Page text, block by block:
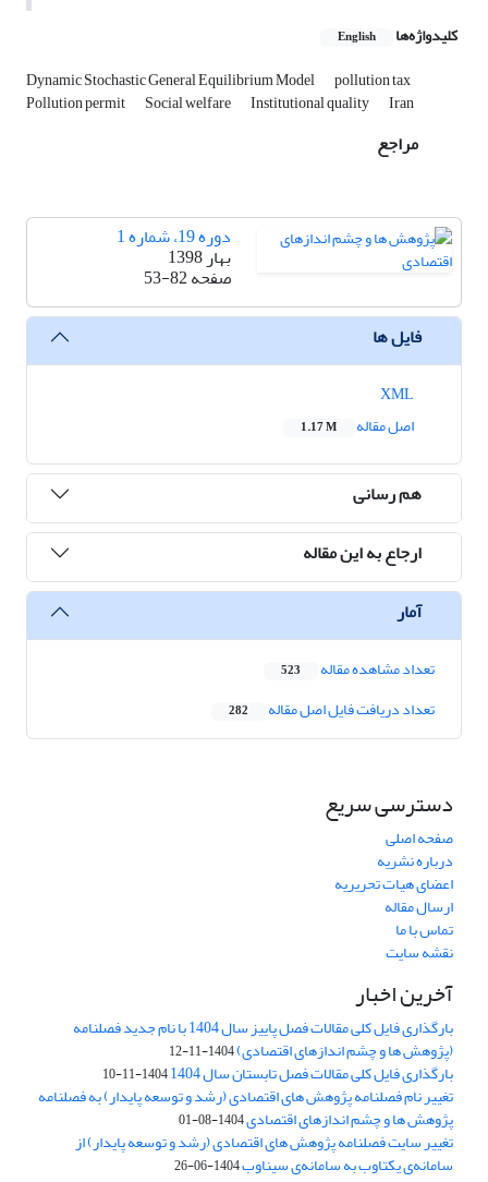
کلیدواژه‌ها English
Dynamic Stochastic General Equilibrium Model pollution tax
Pollution permit Social welfare Institutional quality Iran
مراجع
دوره 19، شماره 1
بهار 1398
صفحه53-82
فایل ها
اصل مقاله
1.17 M
هم رسانی
ارجاع به این مقاله
آمار
تعداد مشاهده مقاله 523
تعداد دریافت فایل اصل مقاله 282
دسترسی سریع
صفحه اصلی
درباره نشریه
اعضای هیات تحریریه
ارسال مقاله
تماس با ما
نقشه سایت
آخرین اخبار
بارگذاری فایل کلی مقالات فصل پاییز سال 1404 با نام جدید فصلنامه
(پژوهش ها و چشم اندازهای اقتصادی)1404-11-12
بارگذاری فایل کلی مقالات فصل تابستان سال 1404 1404-11-10
تغییر نام فصلنامه پژوهش های اقتصادی (رشد و توسعه پایدار) به فصلنامه
پژوهش ها و چشم اندازهای اقتصادی1404-08-01
تغییر سایت فصلنامه پژوهش های اقتصادی (رشد و توسعه پایدار) از
سامانه‌ی یکتاوب به سامانه‌ی سیناوب1404-06-26